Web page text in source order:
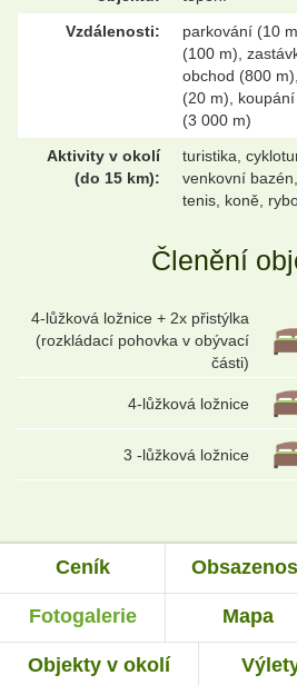
Vzdálenosti:
parkování (10
(100 m),
obchod (800
(20 m),
(3 000 m)
Aktivity v okolí
(do 15 km):
turistika,
venkovní
tenis, koně,
Členění
4-lůžková ložnice + 2x přistýlka
(rozkládací pohovka v obývací
části)
4-lůžková ložnice
3 -lůžková ložnice
Ceník
Fotogalerie Mapa
Objekty v okolí